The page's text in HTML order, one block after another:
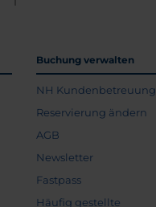
Buchung verwalten
NH Kundenbetreuung
Reservierung ändern
AGB
Newsletter
Fastpass
Häufig gestellte